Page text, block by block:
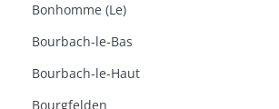
Bonhomme (Le)
Bourbach-le-Bas
Bourbach-le-Haut
Bourgfelden